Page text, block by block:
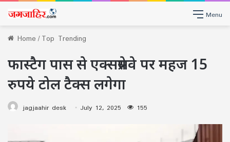
Menu
Home/Top Trending
फास्टैग पास से एक्सप्रेसवे पर महज 15
रुपये टोल टैक्स लगेगा
jagjaahir desk July 12, 2025 155